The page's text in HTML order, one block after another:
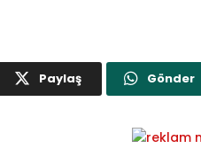
Paylaş Gönder